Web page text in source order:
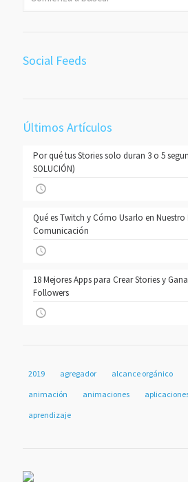
Social Feeds
Últimos Artículos
Por qué tus Stories solo duran 3 o 5
SOLUCIÓN)
Qué es Twitch y Cómo Usarlo en Nuestro
Comunicación
18 Mejores Apps para Crear Stories y
Followers
2019 agregador alcance orgánico
animación
animaciones
aprendizaje